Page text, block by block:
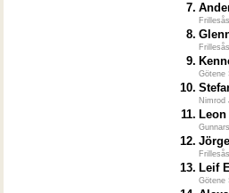
7.
8.
9.
Götene
10.
Nimrod
11.
12.
13. Leif
Götene